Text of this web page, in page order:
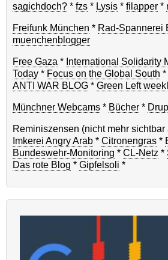
sagichdoch? * fzs * Lysis * filapper *
Freifunk München * Rad-Spannerei
muenchenblogger
Free Gaza * International Solidarity
Today * Focus on the Global South *
ANTI WAR BLOG * Green Left
Münchner Webcams * Bücher *
Reminiszensen (nicht mehr sichtbar
Imkerei Angry Arab * Citronengras *
Bundeswehr-Monitoring * CL-Netz *
Das rote Blog * Gipfelsoli *